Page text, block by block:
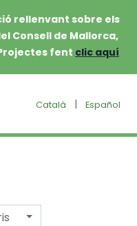
rellenvant sobre els
Consell de Mallorca,
fent clic aquí
Català | Español